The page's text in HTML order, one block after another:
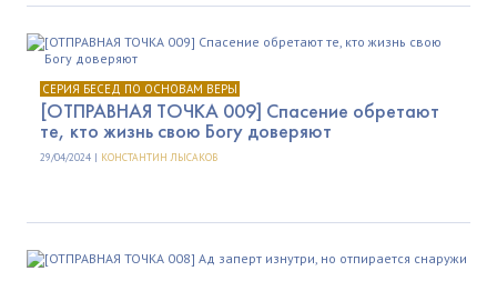
СЕРИЯ БЕСЕД ПО ОСНОВАМ ВЕРЫ
[ОТПРАВНАЯ ТОЧКА 009] Спасение обретают
те, кто жизнь свою Богу доверяют
29/04/2024 | КОНСТАНТИН ЛЫСАКОВ